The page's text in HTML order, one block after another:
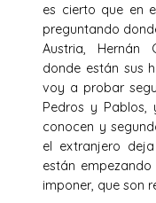
es cierto que en
preguntando
Austria, Hernán
donde están sus
voy a probar
Pedros y
conocen y
el extranjero
están
imponer, que son